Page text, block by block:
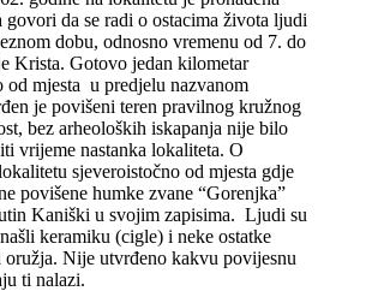
govori da se radi o ostacima života ljudi
dobu, odnosno vremenu od 7. do
Krista. Gotovo jedan kilometar
od mjesta u predjelu nazvanom
je povišeni teren pravilnog kružnog
bez arheoloških iskapanja nije bilo
vrijeme nastanka lokaliteta. O
sjeveroistočno od mjesta gdje
povišene humke zvane “Gorenjka”
Kaniški u svojim zapisima. Ljudi su
keramiku (cigle) i neke ostatke
oružja. Nije utvrđeno kakvu povijesnu
ti nalazi.